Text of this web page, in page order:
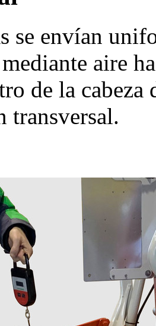
se envían
mediante aire
de la
transversal.